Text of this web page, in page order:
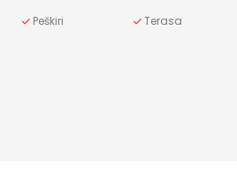
Peškiri Terasa